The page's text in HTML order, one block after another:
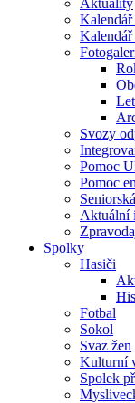
Aktuality
Svozy
Pomoc
Pomoc
Aktuální
Spolky
Hasiči
Fotbal
Sokol
Svaz žen
Kulturní
Spolek